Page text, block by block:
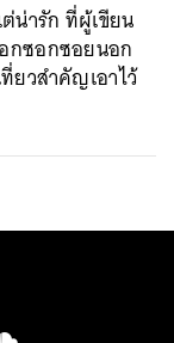
น่ารัก ที่ผู้เขียน
กซอกซอยนอก
ยวสำคัญเอาไว้